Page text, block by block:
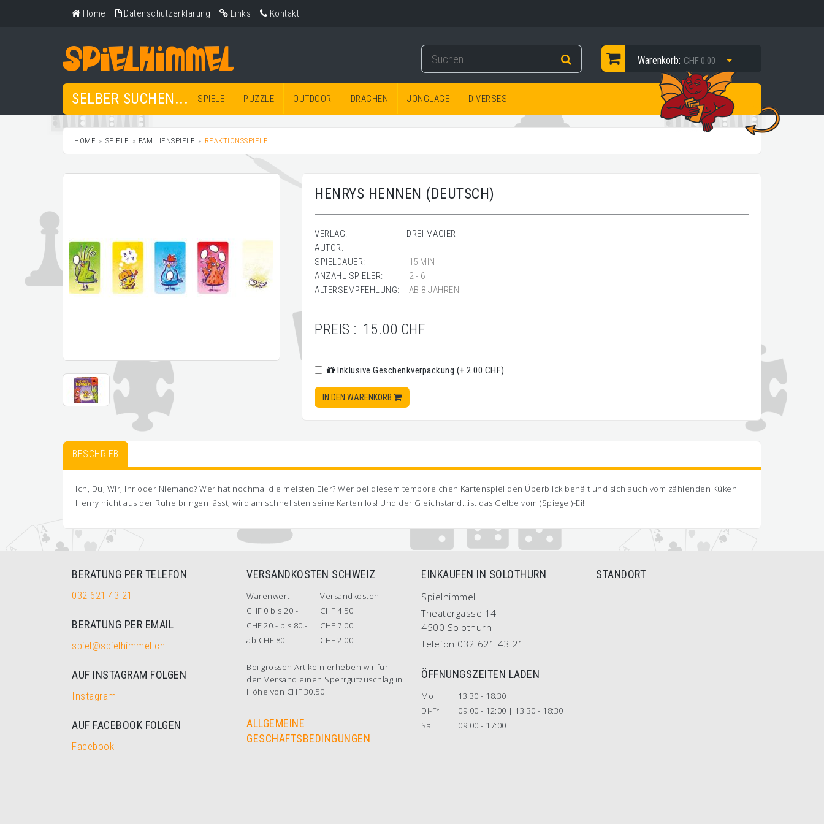
Home Datenschutzerklärung Links Kontakt
Warenkorb: CHF 0.00
SELBER SUCHEN... SPIELE PUZZLE OUTDOOR DRACHEN JONGLAGE DIVERSES
HOME SPIELE FAMILIENSPIELE REAKTIONSSPIELE
HENRYS HENNEN (DEUTSCH)
VERLAG:
DREI MAGIER
AUTOR:
-
SPIELDAUER:
15 MIN
ANZAHL SPIELER:
2 - 6
ALTERSEMPFEHLUNG:
AB 8 JAHREN
PREIS : 15.00 CHF
Inklusive Geschenkverpackung (+ 2.00 CHF)
IN DEN WARENKORB
BESCHRIEB
Ich, Du, Wir, Ihr oder Niemand? Wer hat nochmal die meisten Eier? Wer bei diesem temporeichen Kartenspiel den Überblick behält und sich auch vom zählenden Küken
Henry nicht aus der Ruhe bringen lässt, wird am schnellsten seine Karten los! Und der Gleichstand…ist das Gelbe vom (Spiegel)-Ei!
BERATUNG PER TELEFON
032 621 43 21
BERATUNG PER EMAIL
spiel@spielhimmel.ch
AUF INSTAGRAM FOLGEN
Instagram
AUF FACEBOOK FOLGEN
Facebook
VERSANDKOSTEN SCHWEIZ
Warenwert
Versandkosten
CHF 0 bis 20.-
CHF 4.50
CHF 20.- bis 80.-
CHF 7.00
ab CHF 80.-
CHF 2.00
Bei grossen Artikeln erheben wir für
den Versand einen Sperrgutzuschlag in
Höhe von CHF 30.50
ALLGEMEINE
GESCHÄFTSBEDINGUNGEN
EINKAUFEN IN SOLOTHURN
Spielhimmel
Theatergasse 14
4500 Solothurn
Telefon 032 621 43 21
ÖFFNUNGSZEITEN LADEN
Mo
13:30 - 18:30
Di-Fr
09:00 - 12:00 | 13:30 - 18:30
Sa
09:00 - 17:00
STANDORT